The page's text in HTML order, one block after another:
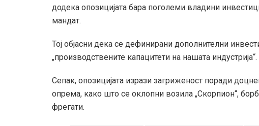
додека опозицијата бара поголеми владини
мандат.
Тој објасни дека се дефинирани дополнителни
„производствените капацитети на нашата индустрија“.
Сепак, опозицијата изрази загриженост поради
oпрема, како што се оклопни возила „Скорпион“,
фрегати.